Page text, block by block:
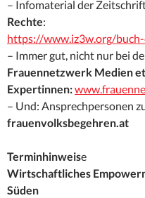
– Infomaterial der
Rechte:
https://www.iz3w.org/
– Immer gut, nicht nur bei
Frauennetzwerk Medien
Expertinnen:
– Und: Ansprechpersonen
frauenvolksbegehren.at
Terminhinweise
Wirtschaftliches
Süden